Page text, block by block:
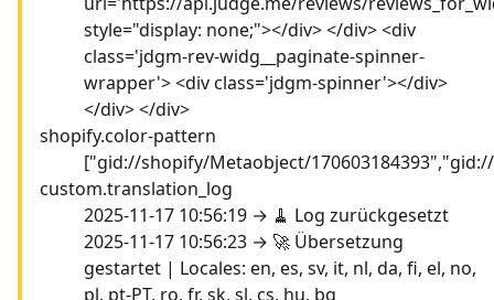
style="display: none;"></div> </div> <div
class='jdgm-rev-widg__paginate-spinner-
wrapper'> <div class='jdgm-spinner'></div>
</div> </div>
shopify.color-pattern
["gid://shopify/Metaobject/
custom.translation_log
2025-11-17 10:56:19 → 🧹 Log zurückgesetzt
2025-11-17 10:56:23 → 🚀 Übersetzung
gestartet | Locales: en, es, sv, it, nl, da, fi, el, no,
pl, pt-PT, ro, fr, sk, sl, cs, hu, bg